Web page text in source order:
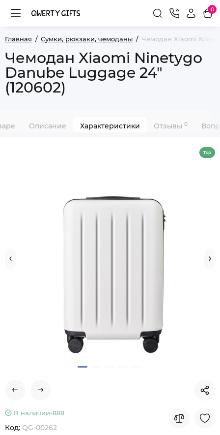
0
Главная Сумки, рюкзаки, чемоданы Чемодан Xiaomi
Чемодан Xiaomi Ninetygo
Danube Luggage 24"
(120602)
Описание Характеристики Отзывы 0
Top
В наличии-888
Код: QG-00262